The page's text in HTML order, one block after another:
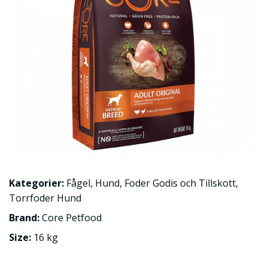
Kategorier: Fågel, Hund, Foder Godis och Tillskott,
Torrfoder Hund
Brand:Core Petfood
Size: 16 kg